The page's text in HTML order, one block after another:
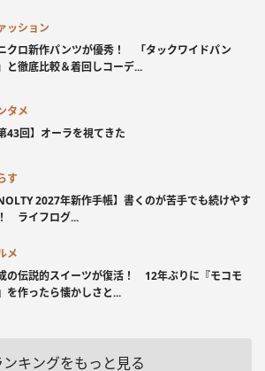
ッション
クロ新作パンツが優秀！ 「タックワイドパン
と徹底比較＆着回しコーデ...
タメ
第43回】オーラを視てきた
す
NOLTY 2027年新作手帳】書くのが苦手でも続けやす
ライフログ...
メ
の伝説的スイーツが復活！ 12年ぶりに『モコモ
を作ったら懐かしさと...
ンキングをもっと見る